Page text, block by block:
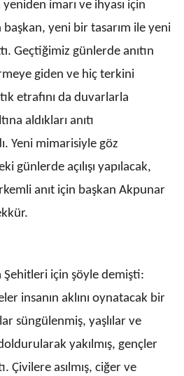
yeniden imarı ve ihyası için
yeni bir tasarım ile yeni
Geçtiğimiz günlerde anıtın
giden ve hiç terkini
etrafını da duvarlarla
aldıkları anıtı
Yeni mimarisiyle göz
günlerde açılışı yapılacak,
anıt için başkan Akpunar
Şehitleri için şöyle demişti:
insanın aklını oynatacak bir
süngülenmiş, yaşlılar ve
yakılmış, gençler
Çivilere asılmış, ciğer ve